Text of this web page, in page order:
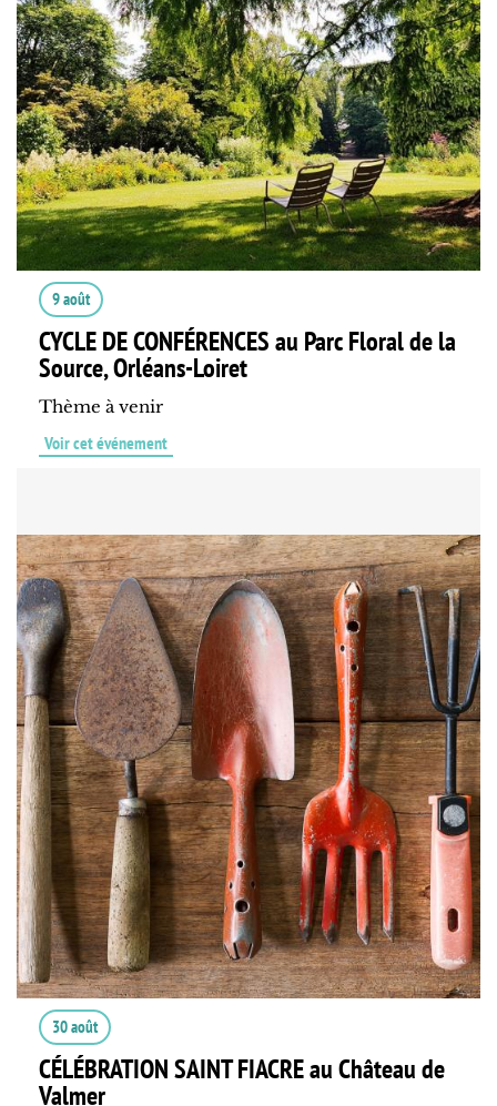
9 août
CYCLE DE CONFÉRENCES au Parc Floral de la
Source, Orléans-Loiret
Thème à venir
Voir cet événement
30 août
CÉLÉBRATION SAINT FIACRE au Château de
Valmer